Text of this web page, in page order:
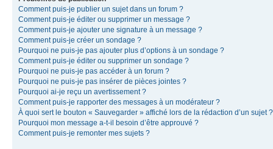
Comment puis-je publier un sujet dans un forum ?
Comment puis-je éditer ou supprimer un message ?
Comment puis-je ajouter une signature à un message ?
Comment puis-je créer un sondage ?
Pourquoi ne puis-je pas ajouter plus d’options à un sondage ?
Comment puis-je éditer ou supprimer un sondage ?
Pourquoi ne puis-je pas accéder à un forum ?
Pourquoi ne puis-je pas insérer de pièces jointes ?
Pourquoi ai-je reçu un avertissement ?
Comment puis-je rapporter des messages à un modérateur ?
À quoi sert le bouton « Sauvegarder » affiché lors de la rédaction d’un sujet ?
Pourquoi mon message a-t-il besoin d’être approuvé ?
Comment puis-je remonter mes sujets ?